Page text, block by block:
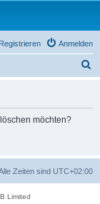
Anmelden
Registrieren
möchten?
Zeiten sind UTC+02:00
Limited